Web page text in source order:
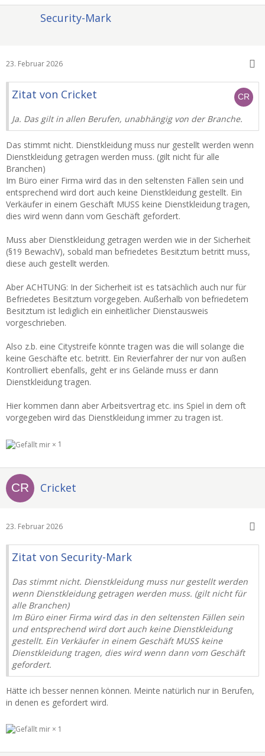
Security-Mark
23. Februar 2026
Zitat von Cricket
Ja. Das gilt in allen Berufen, unabhängig von der Branche.
Das stimmt nicht. Dienstkleidung muss nur gestellt werden wenn
Dienstkleidung getragen werden muss. (gilt nicht für alle
Branchen)
Im Büro einer Firma wird das in den seltensten Fällen sein und
entsprechend wird dort auch keine Dienstkleidung gestellt. Ein
Verkäufer in einem Geschäft MUSS keine Dienstkleidung tragen,
dies wird wenn dann vom Geschäft gefordert.
Muss aber Dienstkleidung getragen werden wie in der Sicherheit
(§19 BewachV), sobald man befriedetes Besitztum betritt muss,
diese auch gestellt werden.
Aber ACHTUNG: In der Sicherheit ist es tatsächlich auch nur für
Befriedetes Besitztum vorgegeben. Außerhalb von befriedetem
Besitztum ist lediglich ein einheitlicher Dienstausweis
vorgeschrieben.
Also z.b. eine Citystreife könnte tragen was die will solange die
keine Geschäfte etc. betritt. Ein Revierfahrer der nur von außen
Kontrolliert ebenfalls, geht er ins Gelände muss er dann
Dienstkleidung tragen.
Hier kommen dann aber Arbeitsvertrag etc. ins Spiel in dem oft
vorgegeben wird das Dienstkleidung immer zu tragen ist.
1
Cricket
23. Februar 2026
Zitat von Security-Mark
Das stimmt nicht. Dienstkleidung muss nur gestellt werden
wenn Dienstkleidung getragen werden muss. (gilt nicht für
alle Branchen)
Im Büro einer Firma wird das in den seltensten Fällen sein
und entsprechend wird dort auch keine Dienstkleidung
gestellt. Ein Verkäufer in einem Geschäft MUSS keine
Dienstkleidung tragen, dies wird wenn dann vom Geschäft
gefordert.
Hätte ich besser nennen können. Meinte natürlich nur in Berufen,
in denen es gefordert wird.
1